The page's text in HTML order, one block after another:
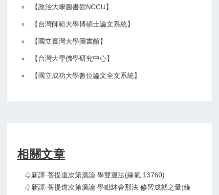
【政治大學圖書館NCCU】
【台灣師範大學博碩士論文系統】
【 國立臺灣大學圖書館】
【台灣大學佛學研究中心】
【 國立成功大學數位論文全文系統】
相關文章
♤新譯·菩提道次第廣論 學雙運法(緣氣:13760)
♤新譯·菩提道次第廣論 學毗缽舍那法 修習成就之量(緣